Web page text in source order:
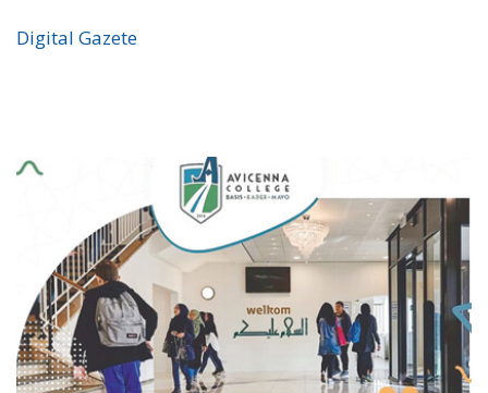
Digital Gazete